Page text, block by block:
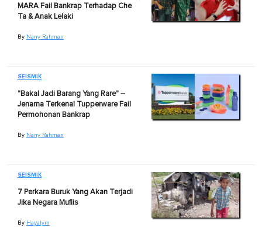
MARA Fail Bankrap Terhadap Che
Ta & Anak Lelaki
By Nany Rahman
SEISMIK
"Bakal Jadi Barang Yang Rare" –
Jenama Terkenal Tupperware Fail
Permohonan Bankrap
By Nany Rahman
SEISMIK
7 Perkara Buruk Yang Akan Terjadi
Jika Negara Muflis
By Hayatym